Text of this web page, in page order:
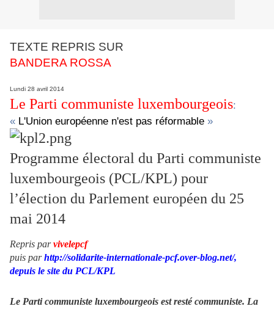
TEXTE REPRIS SUR
BANDERA ROSSA
Lundi 28 avril 2014
Le Parti communiste luxembourgeois:
« L'Union européenne n'est pas réformable »
Programme électoral du Parti communiste
luxembourgeois (PCL/KPL) pour
l’élection du Parlement européen du 25
mai 2014
Repris parvivelepcf
puis par http://solidarite-internationale-pcf.over-blog.net/,
depuis le site du PCL/KPL
Le Parti communiste luxembourgeois est resté communiste. La